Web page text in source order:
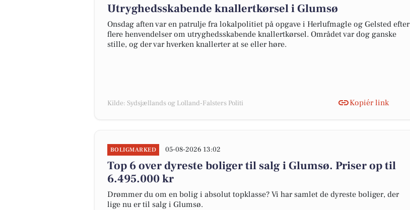
Utryghedsskabende knallertkørsel i Glumsø
Onsdag aften var en patrulje fra lokalpolitiet på opgave i Herlufmagle og Gelsted efter
flere henvendelser om utryghedsskabende knallertkørsel. Området var dog ganske
stille, og der var hverken knallerter at se eller høre.
Kilde: Sydsjællands og Lolland-Falsters Politi Kopiér link
BOLIGMARKED 05-08-2026 13:02
Top 6 over dyreste boliger til salg i Glumsø. Priser op til
6.495.000 kr
Drømmer du om en bolig i absolut topklasse? Vi har samlet de dyreste boliger, der
lige nu er til salg i Glumsø.